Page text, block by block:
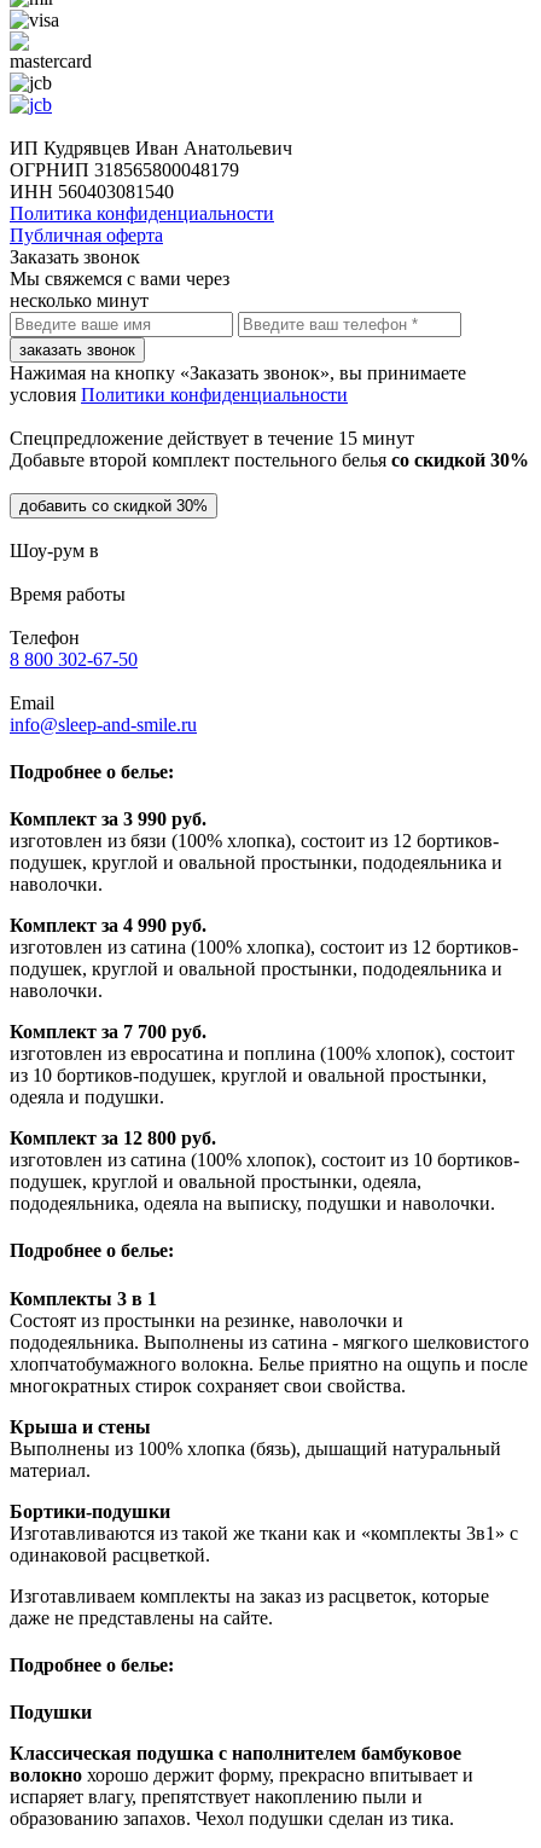
ИП Кудрявцев Иван Анатольевич
ОГРНИП 318565800048179
ИНН 560403081540
Политика конфиденциальности
Публичная оферта
Заказать звонок
Мы свяжемся с вами через
несколько минут
заказать звонок
Нажимая на кнопку «Заказать звонок», вы принимаете
условия Политики конфиденциальности
Спецпредложение действует в течение 15 минут
Добавьте второй комплект постельного белья со скидкой 30%
добавить со скидкой 30%
Шоу-рум в
Время работы
Телефон
8 800 302-67-50
Email
info@sleep-and-smile.ru
Подробнее о белье:
Комплект за 3 990 руб.
изготовлен из бязи (100% хлопка), состоит из 12 бортиков-
подушек, круглой и овальной простынки, пододеяльника и
наволочки.
Комплект за 4 990 руб.
изготовлен из сатина (100% хлопка), состоит из 12 бортиков-
подушек, круглой и овальной простынки, пододеяльника и
наволочки.
Комплект за 7 700 руб.
изготовлен из евросатина и поплина (100% хлопок), состоит
из 10 бортиков-подушек, круглой и овальной простынки,
одеяла и подушки.
Комплект за 12 800 руб.
изготовлен из сатина (100% хлопок), состоит из 10 бортиков-
подушек, круглой и овальной простынки, одеяла,
пододеяльника, одеяла на выписку, подушки и наволочки.
Подробнее о белье:
Комплекты 3 в 1
Состоят из простынки на резинке, наволочки и
пододеяльника. Выполнены из сатина - мягкого шелковистого
хлопчатобумажного волокна. Белье приятно на ощупь и после
многократных стирок сохраняет свои свойства.
Крыша и стены
Выполнены из 100% хлопка (бязь), дышащий натуральный
материал.
Бортики-подушки
Изготавливаются из такой же ткани как и «комплекты 3в1» с
одинаковой расцветкой.
Изготавливаем комплекты на заказ из расцветок, которые
даже не представлены на сайте.
Подробнее о белье:
Подушки
Классическая подушка с наполнителем бамбуковое
волокно хорошо держит форму, прекрасно впитывает и
испаряет влагу, препятствует накоплению пыли и
образованию запахов. Чехол подушки сделан из тика.